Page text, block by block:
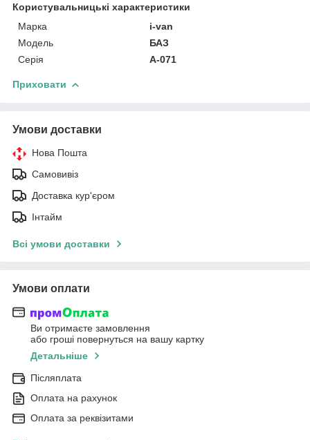
Користувальницькі характеристики
Марка
i-van
Модель
БАЗ
Серія
А-071
Приховати
Умови доставки
Нова Пошта
Самовивіз
Доставка кур'єром
Інтайм
Всі умови доставки
Умови оплати
Ви отримаєте замовлення
або гроші повернуться на вашу картку
Детальніше
Післяплата
Оплата на рахунок
Оплата за реквізитами